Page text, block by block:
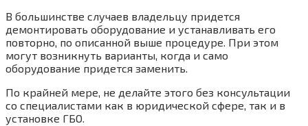
В большинстве случаев владельцу придется
демонтировать оборудование и устанавливать его
повторно, по описанной выше процедуре. При этом
могут возникнуть варианты, когда и само
оборудование придется заменить.
По крайней мере, не делайте этого без консультации
со специалистами как в юридической сфере, так и в
установке ГБО.